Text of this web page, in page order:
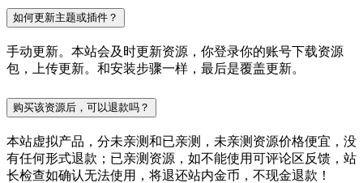
如何更新主题或插件？
手动更新。本站会及时更新资源，你登录你的账号下载资源
包，上传更新。和安装步骤一样，最后是覆盖更新。
购买该资源后，可以退款吗？
本站虚拟产品，分未亲测和已亲测，未亲测资源价格便宜，没
有任何形式退款；已亲测资源，如不能使用可评论区反馈，站
长检查如确认无法使用，将退还站内金币，不现金退款！